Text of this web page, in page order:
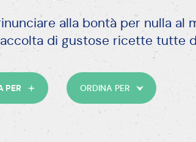
alla bontà per nulla al
di gustose ricette tutte
PER ORDINA PER